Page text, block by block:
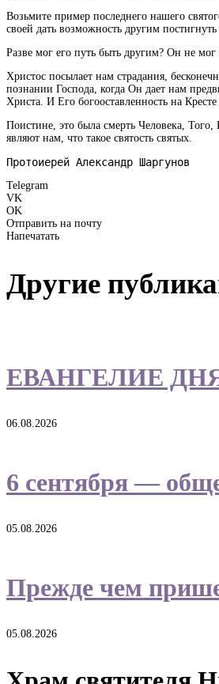
Возьмите пример последнего нашего
своей дать возможность другим
Разве мог его путь быть другим? Он не
Христос посылает нам страдания,
познании Господа, когда Он дает нам
Христа. И Его богооставленность на
Поистине, это была смерть Человека,
являют нам, что такое святость святых.
Протоиерей Александр Шаргунов
Telegram
VK
OK
Отправить на почту
Напечатать
Другие
ЕВАНГЕЛИЕ
06.08.2026
6 сентября —
05.08.2026
Прежде чем
05.08.2026